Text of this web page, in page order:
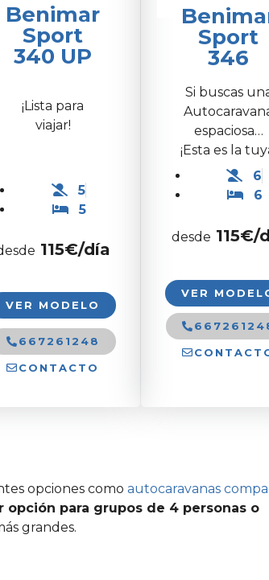
Benimar
Sport
340 UP
¡Lista para
viajar!
5
5
115€/día
VER MODELO
667261248
CONTACTO
Sport
346
Si buscas
espaciosa…
¡Esta es la
6
6
desde 115€/
VER
opciones como autocaravanas
opción para grupos de 4 personas o
grandes.